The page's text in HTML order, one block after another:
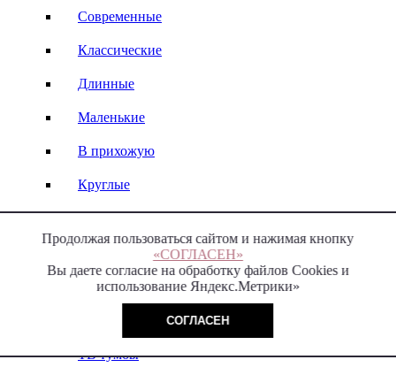
Продолжая пользоваться сайтом и нажимая кнопку
«СОГЛАСЕН»
Вы даете согласие на обработку файлов Cookies и
использование Яндекс.Метрики»
СОГЛАСЕН
Современные
Классические
Длинные
Маленькие
В прихожую
Круглые
На кухню
ТВ тумбы